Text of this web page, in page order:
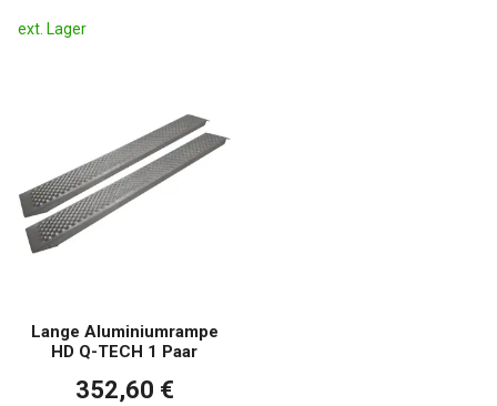
ext. Lager
Lange Aluminiumrampe
HD Q-TECH 1 Paar
352,60 €